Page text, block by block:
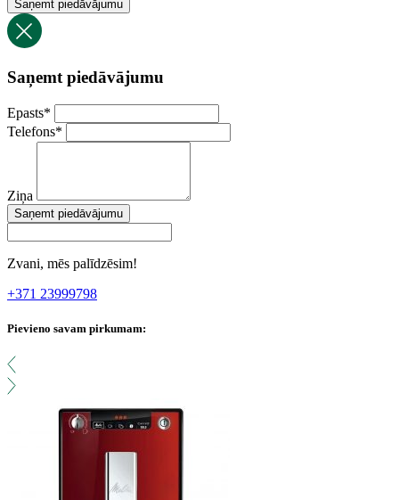
Saņemt piedāvājumu
Saņemt piedāvājumu
Epasts*
Telefons*
Ziņa
Saņemt piedāvājumu
Zvani, mēs palīdzēsim!
+371 23999798
Pievieno savam pirkumam: